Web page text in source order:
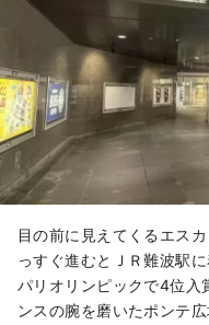
目の前に見えてくるエス
っすぐ進むとＪＲ難波駅
パリオリンピックで4位
ンスの腕を磨いたポンテ